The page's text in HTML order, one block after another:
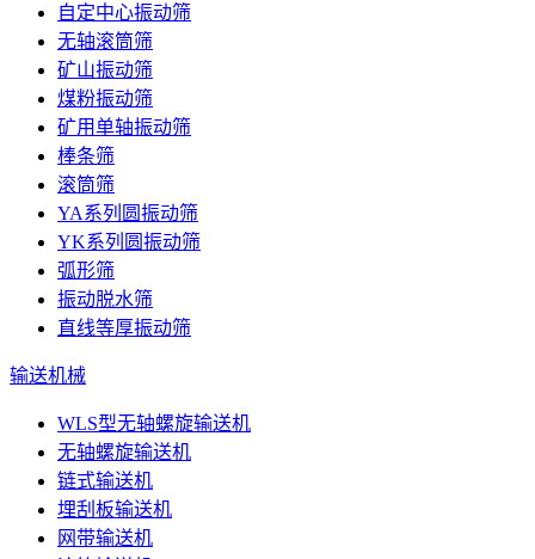
自定中心振动筛
无轴滚筒筛
矿山振动筛
煤粉振动筛
矿用单轴振动筛
棒条筛
滚筒筛
YA系列圆振动筛
YK系列圆振动筛
弧形筛
振动脱水筛
直线等厚振动筛
输送机械
WLS型无轴螺旋输送机
无轴螺旋输送机
链式输送机
埋刮板输送机
网带输送机